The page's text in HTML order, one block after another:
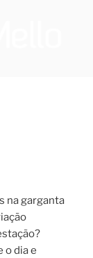
de cirurgiões de
para
na garganta
o dia e